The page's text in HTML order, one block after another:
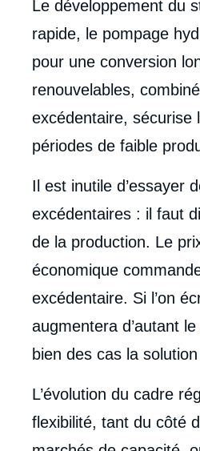
Le développement du
rapide, le pompage
pour une conversion
renouvelables,
excédentaire, sécurise
périodes de faible
Il est inutile d’essayer
excédentaires : il faut
de la production. Le
économique
excédentaire. Si l’on
augmentera d’autant
bien des cas la
L’évolution du cadre
flexibilité, tant du côté